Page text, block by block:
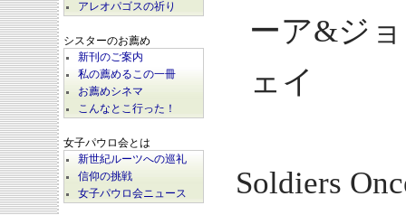
アレオパゴスの祈り
シスターのお薦め
新刊のご案内
私の薦めるこの一冊
お薦めシネマ
こんなとこ行った！
女子パウロ会とは
新世紀ルーツへの巡礼
信仰の挑戦
女子パウロ会ニュース
ーア&ジ
ェイ
Soldiers